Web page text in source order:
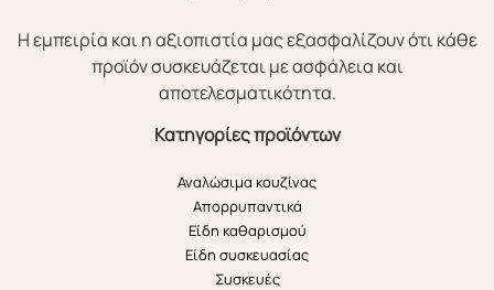
Η εμπειρία και η αξιοπιστία μας εξασφαλίζουν ότι κάθε
προϊόν συσκευάζεται με ασφάλεια και
αποτελεσματικότητα.
Κατηγορίες προϊόντων
Αναλώσιμα κουζίνας
Απορρυπαντικά
Είδη καθαρισμού
Είδη συσκευασίας
Συσκευές